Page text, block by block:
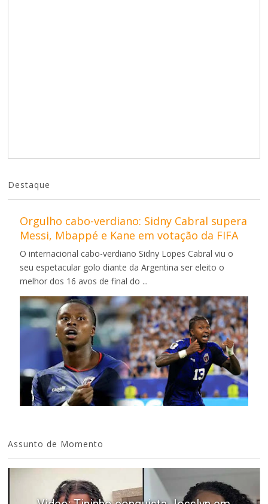
Destaque
Orgulho cabo-verdiano: Sidny Cabral supera
Messi, Mbappé e Kane em votação da FIFA
O internacional cabo-verdiano Sidny Lopes Cabral viu o
seu espetacular golo diante da Argentina ser eleito o
melhor dos 16 avos de final do ...
Assunto de Momento